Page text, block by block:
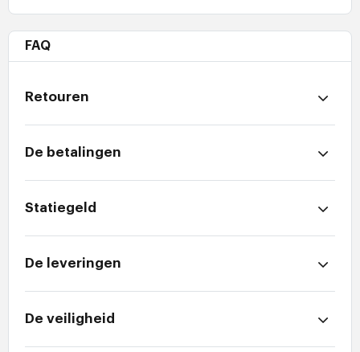
FAQ
Retouren
De betalingen
Statiegeld
De leveringen
De veiligheid